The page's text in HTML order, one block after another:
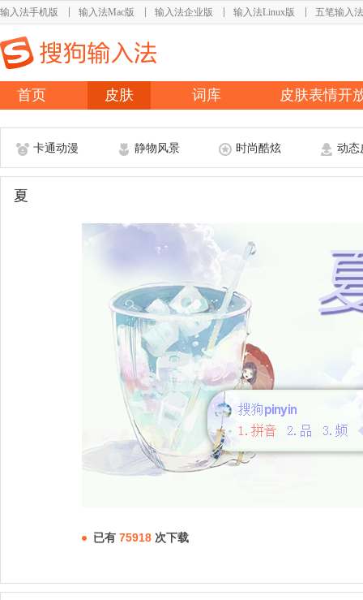
输入法手机版 输入法Mac版 输入法企业版 输入法Linux版 五笔输入法
首页 皮肤 词库 皮肤表情开
卡通动漫 静物风景 时尚酷炫 动态
夏
已有 75918 次下载